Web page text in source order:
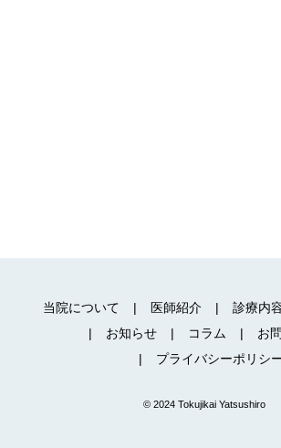
当院について 医師紹介 診療内
お知らせ
コラム
お
プライバシーポリシ
© 2024 Tokujikai Yatsushiro